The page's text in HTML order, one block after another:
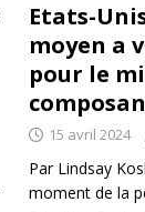
Etats-
moyen a
pour le
15 avril 2024
Par Lindsay
moment de la